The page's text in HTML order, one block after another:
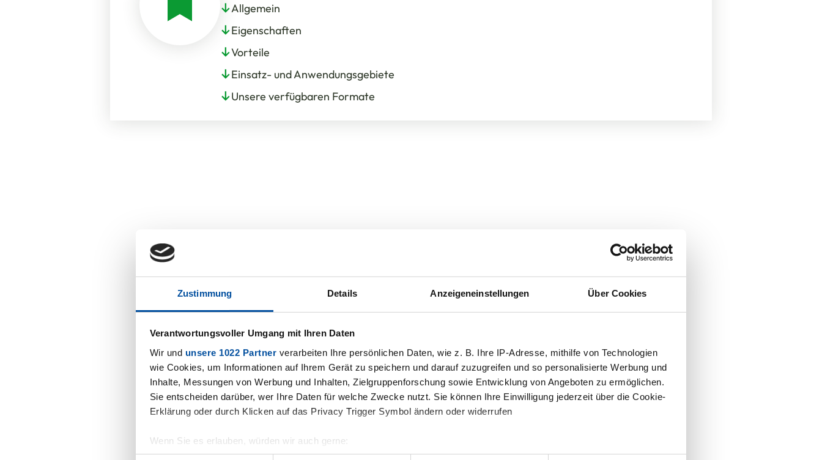
Zustimmung Details Anzeigeneinstellungen Über Cookies
Verantwortungsvoller Umgang mit Ihren Daten
Wir und unsere 1022 Partner verarbeiten Ihre persönlichen Daten, wie z. B. Ihre IP-Adresse, mithilfe von Technologien
wie Cookies, um Informationen auf Ihrem Gerät zu speichern und darauf zuzugreifen und so personalisierte Werbung und
Inhalte, Messungen von Werbung und Inhalten, Zielgruppenforschung sowie Entwicklung von Angeboten zu ermöglichen.
Sie entscheiden darüber, wer Ihre Daten für welche Zwecke nutzt. Sie können Ihre Einwilligung jederzeit über die Cookie-
Erklärung oder durch Klicken auf das Privacy Trigger Symbol ändern oder widerrufen
Wenn Sie es erlauben, würden wir auch gerne:
Informationen über Ihre geografische Lage erfassen, welche bis auf einige Meter genau sein können
Allgemein
Eigenschaften
Vorteile
Einsatz- und Anwendungsgebiete
Unsere verfügbaren Formate